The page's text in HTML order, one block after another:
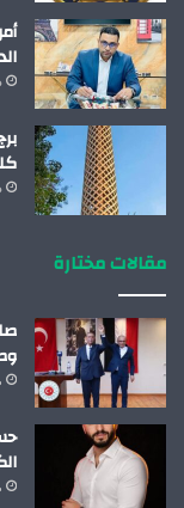
مقالات مختارة